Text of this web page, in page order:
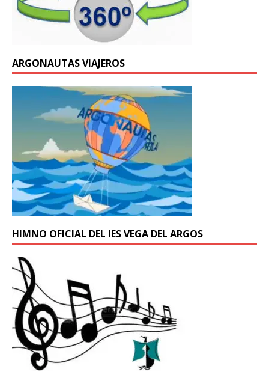
ARGONAUTAS VIAJEROS
HIMNO OFICIAL DEL IES VEGA DEL ARGOS